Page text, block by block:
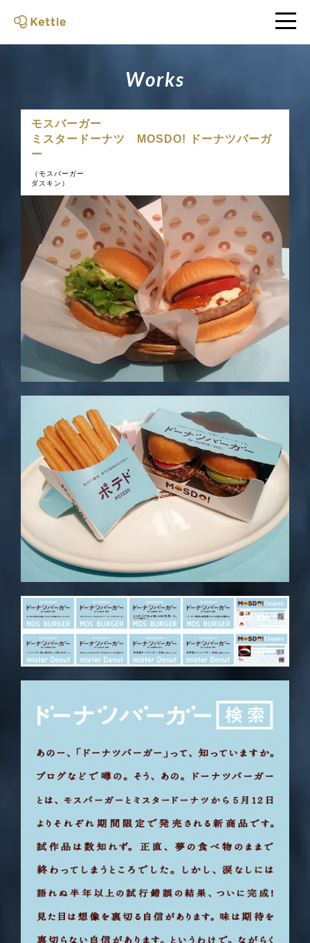
Works
モスバーガー
ミスタードーナツ MOSDO! ドーナツバーガ
ー
（モスバーガー
ダスキン）